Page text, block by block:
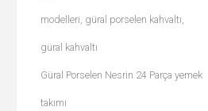
modelleri, güral porselen kahvaltı,
güral kahvaltı
Güral Porselen Nesrin 24 Parça yemek
takımı